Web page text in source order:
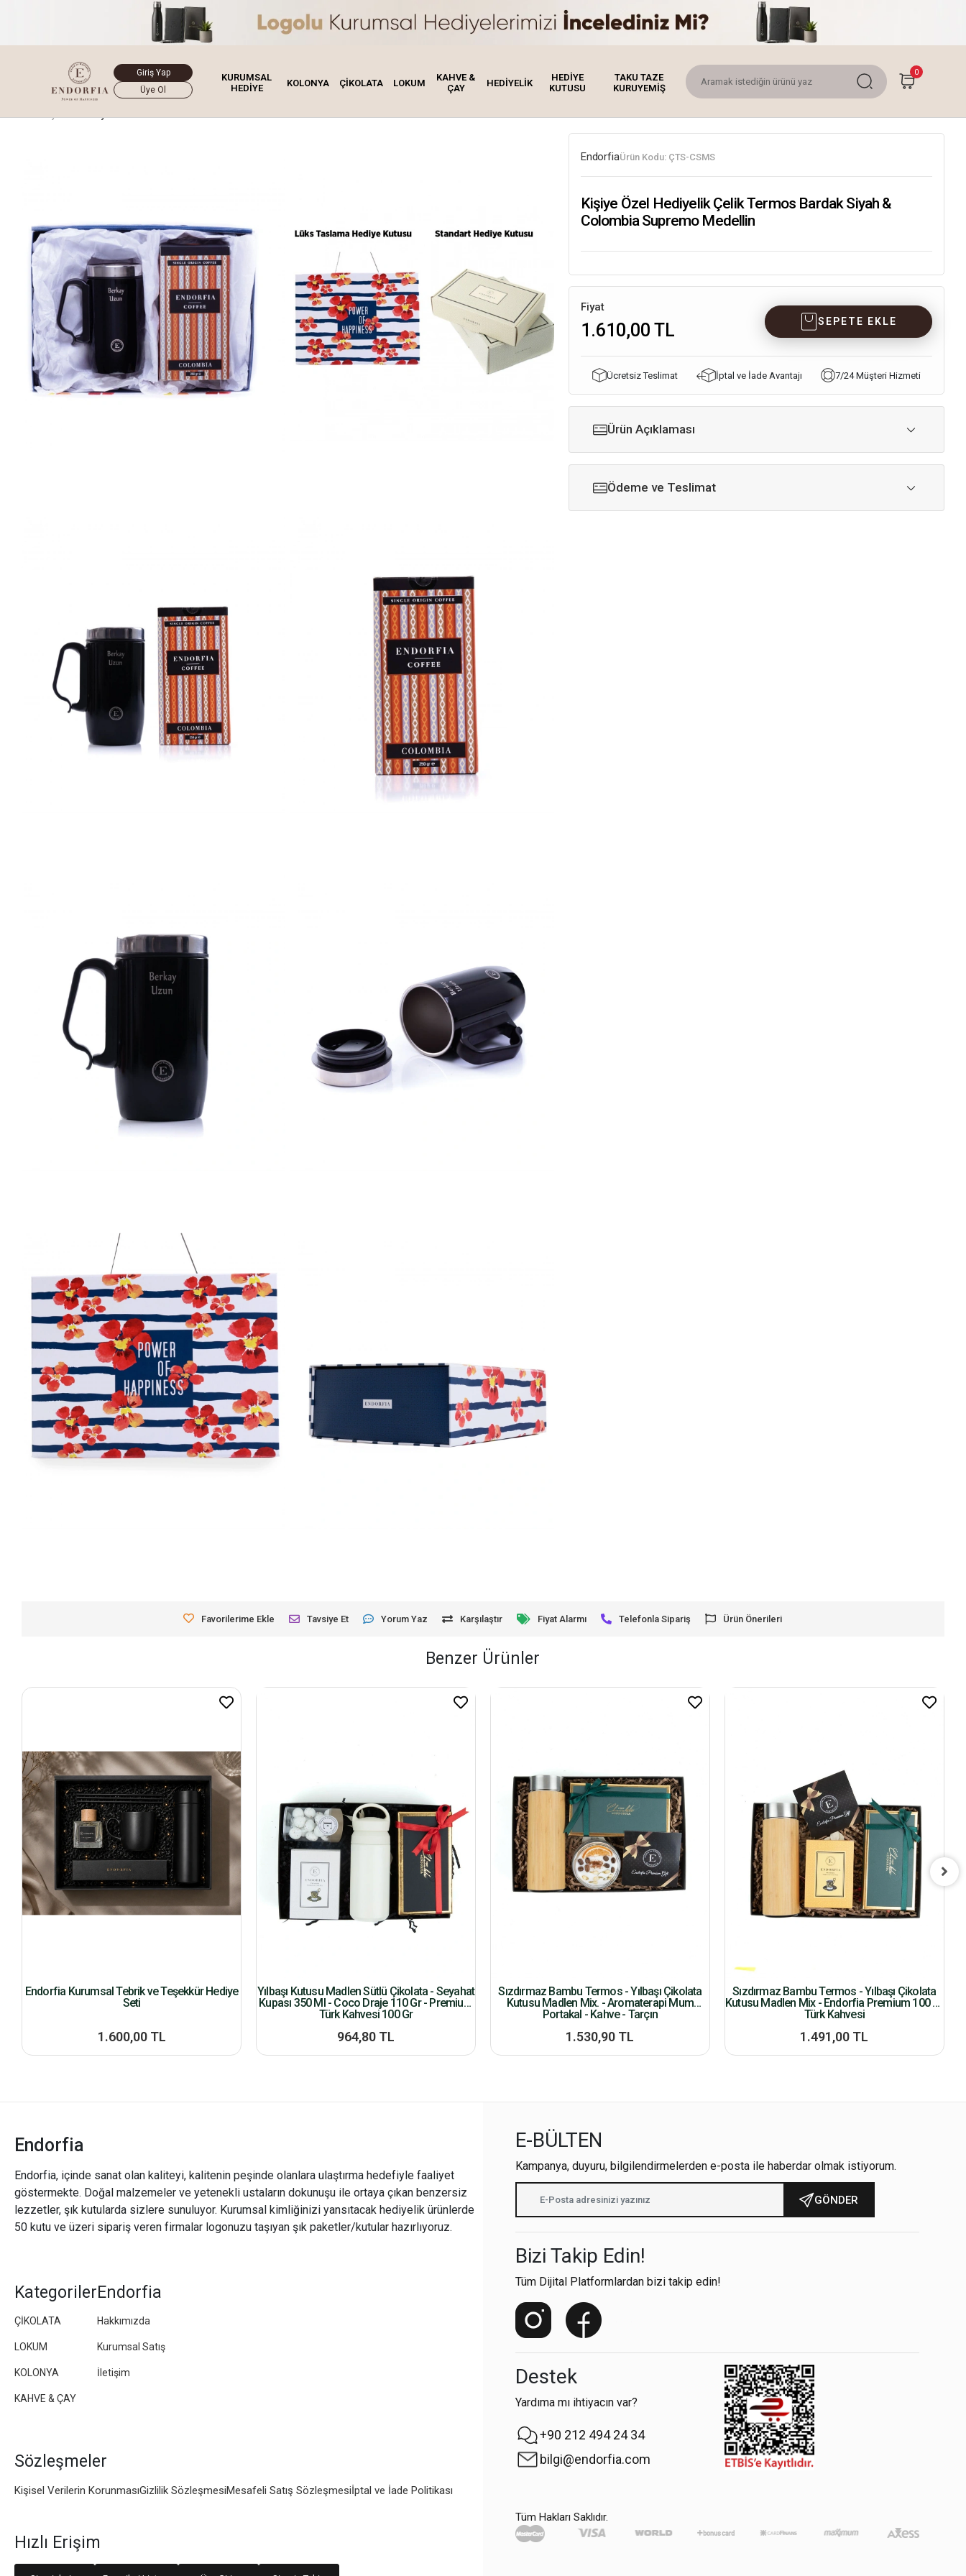
Giriş Yap
Üye Ol
KURUMSAL
HEDİYE
KOLONYA ÇİKOLATA LOKUM
KAHVE &
ÇAY
HEDİYELİK
HEDİYE
KUTUSU
TAKU TAZE
KURUYEMİŞ
0
EndorfiaÜrün Kodu: ÇTS-CSMS
Kişiye Özel Hediyelik Çelik Termos Bardak Siyah &
Colombia Supremo Medellin
Fiyat
1.610,00 TL SEPETE EKLE
Ücretsiz Teslimat İptal ve İade Avantajı 7/24 Müşteri Hizmeti
Ürün Açıklaması
Ödeme ve Teslimat
Favorilerime Ekle Tavsiye Et Yorum Yaz Karşılaştır Fiyat Alarmı Telefonla Sipariş Ürün Önerileri
Benzer Ürünler
Endorfia Kurumsal Tebrik ve Teşekkür Hediye
Seti
1.600,00 TL
Yılbaşı Kutusu Madlen Sütlü Çikolata - Seyahat
Kupası 350 Ml - Coco Draje 110 Gr - Premium
Türk Kahvesi 100 Gr
964,80 TL
Sızdırmaz Bambu Termos - Yılbaşı Çikolata
Kutusu Madlen Mix. - Aromaterapi Mum
Portakal - Kahve - Tarçın
1.530,90 TL
Sızdırmaz Bambu Termos - Yılbaşı Çikolata
Kutusu Madlen Mix - Endorfia Premium 100 Gr
Türk Kahvesi
1.491,00 TL
Endorfia
Endorfia, içinde sanat olan kaliteyi, kalitenin peşinde olanlara ulaştırma hedefiyle faaliyet
göstermekte. Doğal malzemeler ve yetenekli ustaların dokunuşu ile ortaya çıkan benzersiz
lezzetler, şık kutularda sizlere sunuluyor. Kurumsal kimliğinizi yansıtacak hediyelik ürünlerde
50 kutu ve üzeri sipariş veren firmalar logonuzu taşıyan şık paketler/kutular hazırlıyoruz.
Kategoriler
ÇİKOLATA
LOKUM
KOLONYA
KAHVE & ÇAY
Endorfia
Hakkımızda
Kurumsal Satış
İletişim
Sözleşmeler
Kişisel Verilerin KorunmasıGizlilik SözleşmesiMesafeli Satış Sözleşmesiİptal ve İade Politikası
Hızlı Erişim
E-BÜLTEN
Kampanya, duyuru, bilgilendirmelerden e-posta ile haberdar olmak istiyorum.
GÖNDER
Bizi Takip Edin!
Tüm Dijital Platformlardan bizi takip edin!
Destek
Yardıma mı ihtiyacın var?
+90 212 494 24 34
bilgi@endorfia.com
Tüm Hakları Saklıdır.